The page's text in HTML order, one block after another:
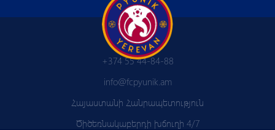
+374 55 44-84-88
info@fcpyunik.am
Հայաստանի Հանրապետություն
Ծիծեռնակաբերդի խճուղի 4/7